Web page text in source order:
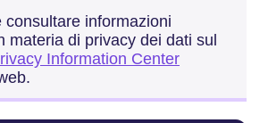
consultare informazioni
materia di privacy dei dati sul
Information Center